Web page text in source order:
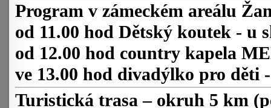
Program v zámeckém areálu
od 11.00 hod Dětský koutek - u
od 12.00 hod country kapela
ve 13.00 hod divadýlko pro děti
Turistická trasa – okruh 5 km